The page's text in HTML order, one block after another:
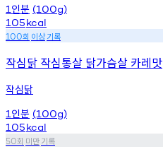
1 인분 (100g)
105kcal
100회 이상기록
작심닭 작심통살 닭가슴살 카레맛
작심닭
1 인분 (100g)
105kcal
50회 미만기록